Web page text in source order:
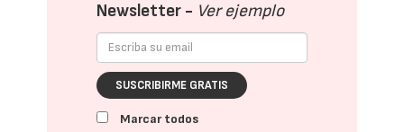
Newsletter - Ver ejemplo
SUSCRIBIRME GRATIS
Marcar todos